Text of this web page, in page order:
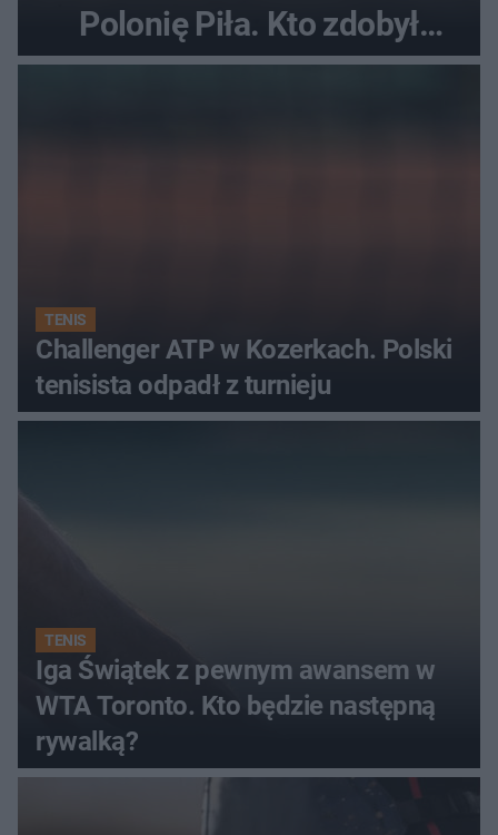
Polonię Piła. Kto zdobył
najwięcej punktów?
TENIS
Challenger ATP w Kozerkach. Polski
tenisista odpadł z turnieju
TENIS
Iga Świątek z pewnym awansem w
WTA Toronto. Kto będzie następną
rywalką?